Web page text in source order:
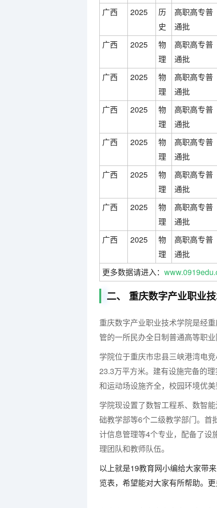
广西
2025
历
史
高职高专普
通批
广西
2025
物
理
高职高专普
通批
广西
2025
物
理
高职高专普
通批
广西
2025
物
理
高职高专普
通批
广西
2025
物
理
高职高专普
通批
广西
2025
物
理
高职高专普
通批
广西
2025
物
理
高职高专普
通批
广西
2025
物
理
高职高专普
通批
更多数据请进入：
二、 重庆数字产业职业
重庆数字产业职业技术学院是经
管的一所民办全日制普通高等职
学院位于重庆市忠县三峡港湾电
23.3万平方米。建有设施完备的
和运动场设施齐全，校园环境优
学院现设置了数智工程系、数智
础教学部等6个二级教学部门。首
计信息管理等4个专业，配备了设
理团队和教师队伍。
以上就是19教育网小编给大家带
览表，希望能对大家有所帮助。